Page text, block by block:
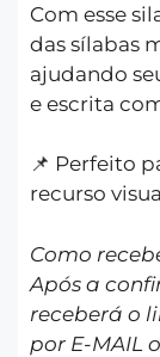
Com esse
das sílabas
ajudando
e escrita
📌 Perfeito
recurso
Como
Após a
receberá o
por E-MAIL